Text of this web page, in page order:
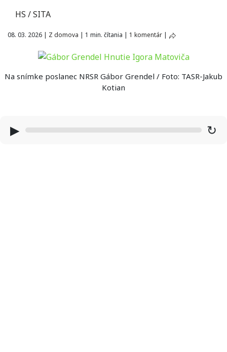
HS / SITA
08. 03. 2026 | Z domova | 1 min. čítania | 1 komentár |
Na snímke poslanec NRSR Gábor Grendel / Foto: TASR-Jakub
Kotian
▶ ↻